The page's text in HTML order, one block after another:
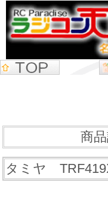
商
タミヤ